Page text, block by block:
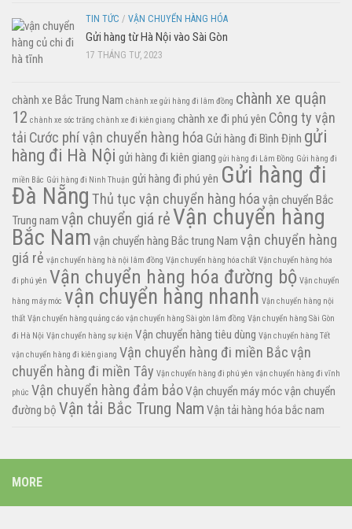
TIN TỨC / VẬN CHUYỂN HÀNG HÓA
Gửi hàng từ Hà Nội vào Sài Gòn
17 THÁNG TƯ, 2023
chành xe Bắc Trung Nam chành xe gửi hàng đi lâm đồng chành xe quận
12 chành xe sóc trăng chành xe đi kiên giang chành xe đi phú yên Công ty vận
tải Cước phí vận chuyển hàng hóa Gửi hàng đi Bình Định gửi
hàng đi Hà Nội gửi hàng đi kiên giang gửi hàng đi Lâm Đồng Gửi hàng đi
miền Bắc Gửi hàng đi Ninh Thuận gửi hàng đi phú yên Gửi hàng đi
Đà Nẵng Thủ tục vận chuyển hàng hóa vận chuyển Bắc
Trung nam vận chuyển giá rẻVận chuyển hàng
Bắc Nam vận chuyển hàng Bắc trung Nam vận chuyển hàng
giá rẻ vận chuyển hàng hà nội lâm đồng Vận chuyển hàng hóa chất Vận chuyển hàng hóa
đi phú yên Vận chuyển hàng hóa đường bộ Vận chuyển
hàng máy móc vận chuyển hàng nhanh Vận chuyển hàng nội
thất Vận chuyển hàng quảng cáo vận chuyển hàng Sài gòn lâm đồng Vận chuyển hàng Sài Gòn
đi Hà Nội Vận chuyển hàng sự kiện Vận chuyển hàng tiêu dùng Vận chuyển hàng Tết
vận chuyển hàng đi kiên giang Vận chuyển hàng đi miền Bắcvận
chuyển hàng đi miền Tây Vận chuyển hàng đi phú yên vận chuyển hàng đi vĩnh
phúc Vận chuyển hàng đảm bảoVận chuyển máy mócvận chuyển
đường bộ Vận tải Bắc Trung Nam Vận tải hàng hóa bắc nam
MORE